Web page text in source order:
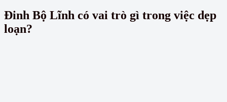
Đinh Bộ Lĩnh có vai trò gì trong việc dẹp
loạn?